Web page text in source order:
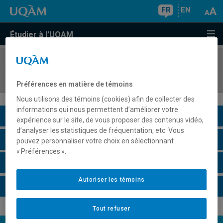
FR EN
Étudier à l'UQAM
COURS//
Description du cours
Horaire - Été 2026
Préférences en matière de témoins
Nous utilisons des témoins (cookies) afin de collecter des
informations qui nous permettent d’améliorer votre
expérience sur le site, de vous proposer des contenus vidéo,
d’analyser les statistiques de fréquentation, etc. Vous
pouvez personnaliser votre choix en sélectionnant
« Préférences ».
Tout refuser
Autoriser les témoins